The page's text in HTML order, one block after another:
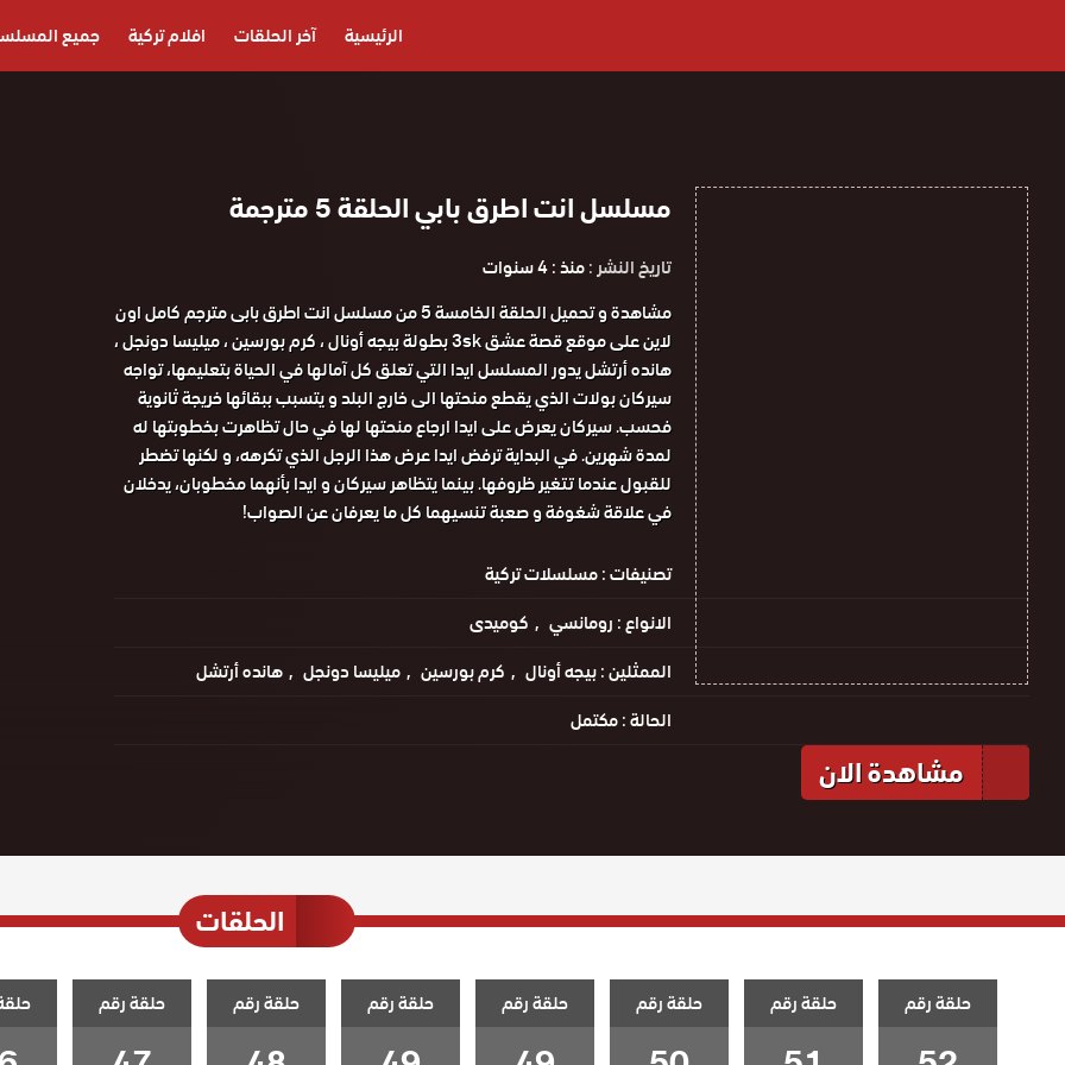
الرئيسية آخر الحلقات افلام تركية جميع
مسلسل انت اطرق بابي الحلقة 5 مترجمة
تاريخ النشر :منذ : 4 سنوات
مشاهدة و تحميل الحلقة الخامسة 5 من مسلسل انت اطرق بابى مترجم كامل اون
لاين على موقع قصة عشق 3sk بطولة بيجه أونال ، كرم بورسين ، ميليسا دونجل ،
هانده أرتشل يدور المسلسل ايدا التي تعلق كل آمالها في الحياة بتعليمها، تواجه
سيركان بولات الذي يقطع منحتها الى خارج البلد و يتسبب ببقائها خريجة ثانوية
فحسب. سيركان يعرض على ايدا ارجاع منحتها لها في حال تظاهرت بخطوبتها له
لمدة شهرين. في البداية ترفض ايدا عرض هذا الرجل الذي تكرهه، و لكنها تضطر
للقبول عندما تتغير ظروفها. بينما يتظاهر سيركان و ايدا بأنهما مخطوبان، يدخلان
في علاقة شغوفة و صعبة تنسيهما كل ما يعرفان عن الصواب!
تصنيفات :مسلسلات تركية
الانواع :رومانسي
كوميدى
الممثلين :بيجه أونال كرم بورسين ميليسا دونجل
هانده أرتشل
الحالة :مكتمل
مشاهدة الان
الحلقات
حلقة رقم حلقة رقم حلقة رقم حلقة رقم حلقة رقم حلقة رقم حلقة رقم